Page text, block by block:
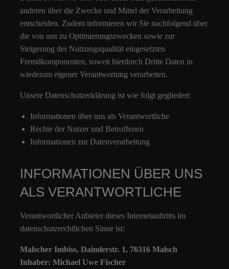
anderen über die Zwecke und Mittel der Verarbeitung
entscheiden. Zudem informieren wir Sie nachfolgend über
die von uns zu Optimierungszwecken sowie zur
Steigerung der Nutzungsqualität eingesetzten
Fremdkomponenten, soweit hierdurch Dritte Daten in
wiederum eigener Verantwortung verarbeiten.
Unsere Datenschutzerklärung ist wie folgt gegliedert:
Informationen über uns als Verantwortliche
Rechte der Nutzer und Betroffenen
Informationen zur Datenverarbeitung
INFORMATIONEN ÜBER UNS
ALS VERANTWORTLICHE
Verantwortlicher Anbieter dieses Internetauftritts im
datenschutzrechtlichen Sinne ist:
Malscher Imbiss, Daimlerstr. 1, 76316 Malsch
Inhaber: Michael Uwe Fischer